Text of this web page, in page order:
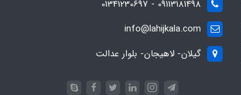
09113181498 - 01341230697
info@lahijkala.com
گیلان- لاهیجان- بلوار عدالت